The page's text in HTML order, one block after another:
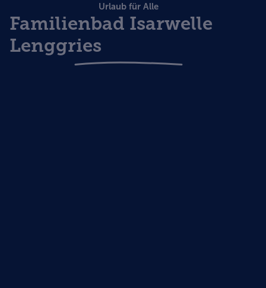
Urlaub für Alle
Familienbad Isarwelle
Lenggries